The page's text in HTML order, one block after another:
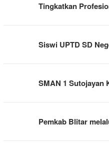
Tingkatkan
Siswi UPTD SD
SMAN 1
Pemkab Blitar